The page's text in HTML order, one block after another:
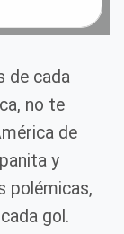
de cada
no te
de
y
polémicas,
gol.